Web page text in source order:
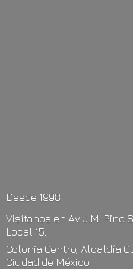
Desde 1998
Visítanos en Av. J.M. Pino
Local 15,
Colonia Centro, Alcaldía
Ciudad de México.